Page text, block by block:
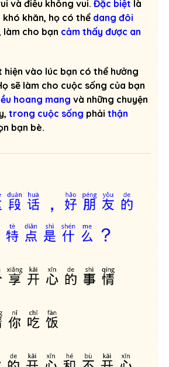
và điều không vui. Đặc biệt là
khăn, họ có thể dang đôi
làm cho bạn cảm thấy được an
hiện vào lúc bạn có thể hưởng
sẽ làm cho cuộc sống của bạn
hoang mang và những chuyện
trong cuộc sống phải thận
bạn bè.
段话，好朋友的
点是什么？
享开心的事情
你吃饭
的开心和不开心